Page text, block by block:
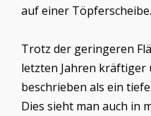
auf einer Töpferscheibe.
Trotz der geringeren
letzten Jahren
beschrieben als ein
Dies sieht man auch in